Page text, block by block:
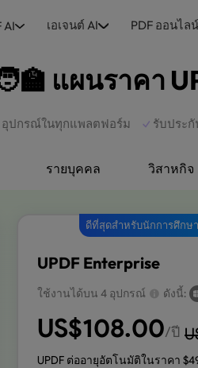
AI เอเจนต์ AI PDF ออนไลน์
แผนราคา
อุปกรณ์ในทุกแพลตฟอร์ม รับประกั
รายบุคคล วิสาหกิจ
ดีที่สุดสำหรับนักการศึกษา
UPDF Enterprise
ใช้งานได้บน 4 อุปกรณ์ ดังนี้:
US$108.00/ปี
UPDF ต่ออายุอัตโนมัติในราคา $